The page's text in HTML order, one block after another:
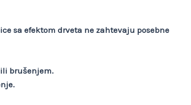
sa efektom drveta ne zahtevaju posebne
brušenjem.